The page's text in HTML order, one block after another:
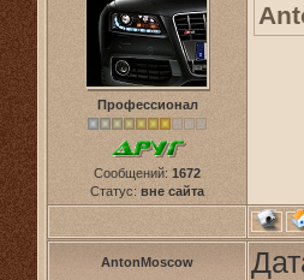
Профессионал
Сообщений: 1672
Статус: вне сайта
AntonMoscow